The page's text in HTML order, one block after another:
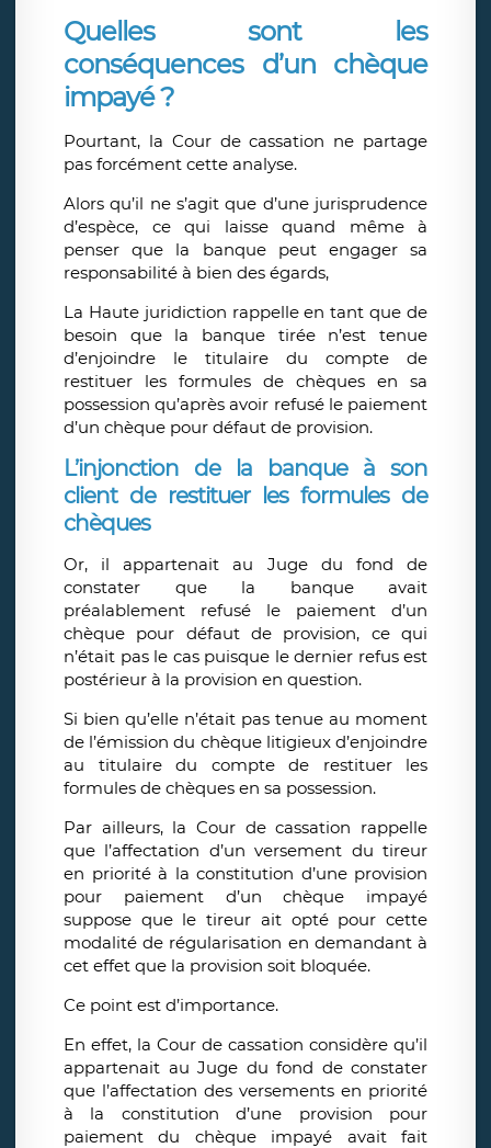
Quelles sont les
conséquences d’un chèque
impayé ?
Pourtant, la Cour de cassation ne partage
pas forcément cette analyse.
Alors qu’il ne s’agit que d’une jurisprudence
d’espèce, ce qui laisse quand même à
penser que la banque peut engager sa
responsabilité à bien des égards,
La Haute juridiction rappelle en tant que de
besoin que la banque tirée n’est tenue
d’enjoindre le titulaire du compte de
restituer les formules de chèques en sa
possession qu’après avoir refusé le paiement
d’un chèque pour défaut de provision.
L’injonction de la banque à son
client de restituer les formules de
chèques
Or, il appartenait au Juge du fond de
constater que la banque avait
préalablement refusé le paiement d’un
chèque pour défaut de provision, ce qui
n’était pas le cas puisque le dernier refus est
postérieur à la provision en question.
Si bien qu’elle n’était pas tenue au moment
de l’émission du chèque litigieux d’enjoindre
au titulaire du compte de restituer les
formules de chèques en sa possession.
Par ailleurs, la Cour de cassation rappelle
que l’affectation d’un versement du tireur
en priorité à la constitution d’une provision
pour paiement d’un chèque impayé
suppose que le tireur ait opté pour cette
modalité de régularisation en demandant à
cet effet que la provision soit bloquée.
Ce point est d’importance.
En effet, la Cour de cassation considère qu’il
appartenait au Juge du fond de constater
que l’affectation des versements en priorité
à la constitution d’une provision pour
paiement du chèque impayé avait fait